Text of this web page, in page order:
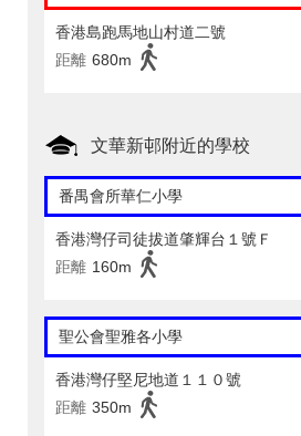
香港島跑馬地山村道二號
距離 680m
文華新邨附近的學校
番禺會所華仁小學
香港灣仔司徒拔道肇輝台１號Ｆ
距離 160m
聖公會聖雅各小學
香港灣仔堅尼地道１１０號
距離 350m